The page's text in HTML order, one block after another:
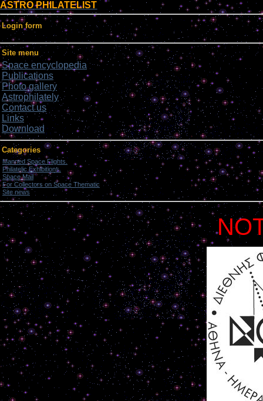
ASTRO PHILATELIST
Login form
Site menu
Space encyclopedia
Publications
Photo gallery
Astrophilately
Contact us
Links
Download
Categories
Manned Space Flights.
[1046]
Philatelic Exhibitions.
[22]
Space Mail [69]
For Collectors on Space Thematic [50]
Site news [15]